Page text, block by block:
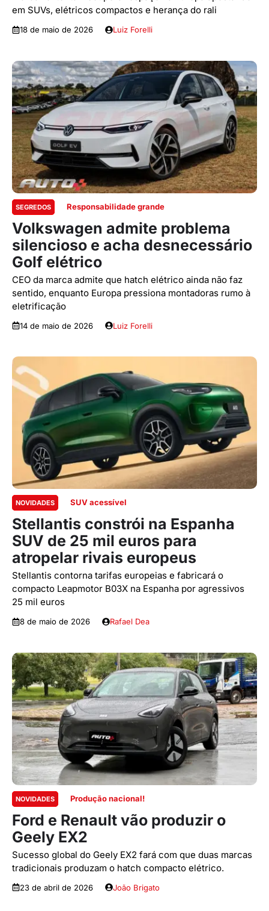
em SUVs, elétricos compactos e herança do rali
18 de maio de 2026 Luiz Forelli
SEGREDOS Responsabilidade grande
Volkswagen admite problema
silencioso e acha desnecessário
Golf elétrico
CEO da marca admite que hatch elétrico ainda não faz
sentido, enquanto Europa pressiona montadoras rumo à
eletrificação
14 de maio de 2026 Luiz Forelli
NOVIDADES SUV acessível
Stellantis constrói na Espanha
SUV de 25 mil euros para
atropelar rivais europeus
Stellantis contorna tarifas europeias e fabricará o
compacto Leapmotor B03X na Espanha por agressivos
25 mil euros
8 de maio de 2026 Rafael Dea
NOVIDADES Produção nacional!
Ford e Renault vão produzir o
Geely EX2
Sucesso global do Geely EX2 fará com que duas marcas
tradicionais produzam o hatch compacto elétrico.
23 de abril de 2026 João Brigato